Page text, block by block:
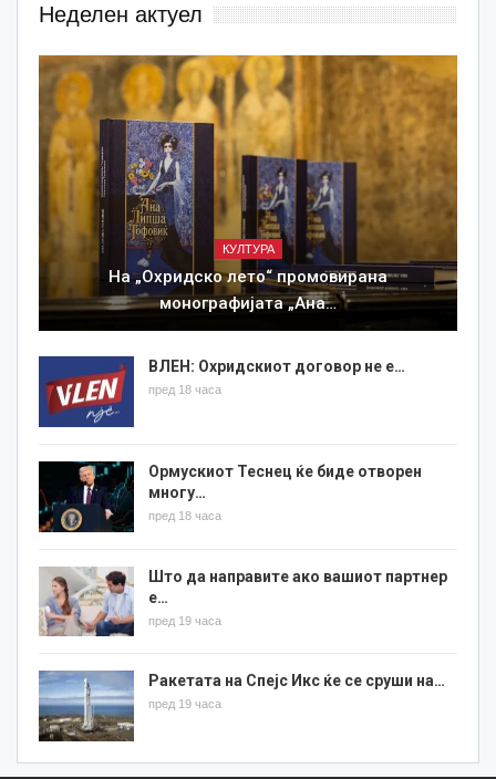
Неделен актуел
КУЛТУРА
На „Охридско лето“ промовирана
монографијата „Ана…
ВЛЕН: Охридскиот договор не е…
пред 18 часа
Ормускиот Теснец ќе биде отворен
многу…
пред 18 часа
Што да направите ако вашиот партнер
е…
пред 19 часа
Ракетата на Спејс Икс ќе се сруши на…
пред 19 часа